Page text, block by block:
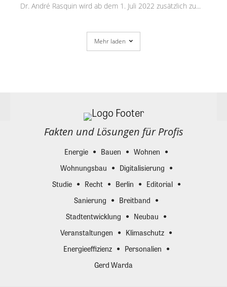
Dr. André Rasquin wird ab dem 1. Juli 2022 zusätzlich zu...
Mehr laden
Fakten und Lösungen für Profis
Energie Bauen
Wohnen
Wohnungsbau
Digitalisierung
Studie
Recht Berlin
Editorial
Sanierung
Breitband
Stadtentwicklung
Neubau
Veranstaltungen
Klimaschutz
Energieeffizienz
Personalien
Gerd Warda